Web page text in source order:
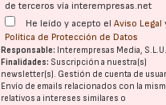
de terceros vía interempresas.net
He leído y acepto elAviso Legal
Política de Protección de Datos
Responsable: Interempresas Media, S.L.U.
Finalidades: Suscripción a nuestra(s)
newsletter(s). Gestión de cuenta de
Envío de emails relacionados con la
relativos a intereses similares o